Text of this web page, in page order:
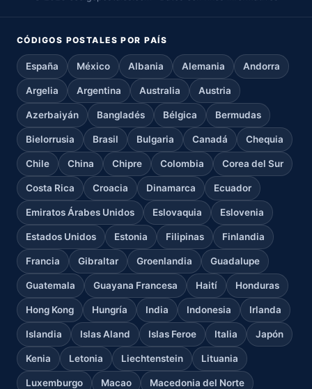
CÓDIGOS POSTALES POR PAÍS
España México Albania Alemania Andorra
Argelia Argentina Australia Austria
Azerbaiyán Bangladés Bélgica Bermudas
Bielorrusia Brasil Bulgaria Canadá Chequia
Chile China Chipre Colombia Corea del Sur
Costa Rica Croacia Dinamarca Ecuador
Emiratos Árabes Unidos Eslovaquia Eslovenia
Estados Unidos Estonia Filipinas Finlandia
Francia Gibraltar Groenlandia Guadalupe
Guatemala Guayana Francesa Haití Honduras
Hong Kong Hungría India Indonesia Irlanda
Islandia Islas Aland Islas Feroe Italia Japón
Kenia Letonia Liechtenstein Lituania
Luxemburgo Macao Macedonia del Norte